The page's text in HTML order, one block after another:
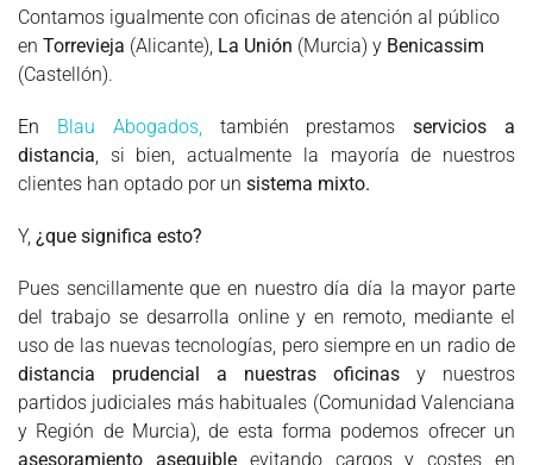
Contamos igualmente con oficinas de atención al público
en Torrevieja (Alicante), La Unión (Murcia) y Benicassim
(Castellón).
En Blau Abogados,también prestamosservicios a
distancia, si bien, actualmente la mayoría de nuestros
clientes han optado por un sistema mixto.
Y, ¿que significa esto?
Pues sencillamente que en nuestro día día la mayor parte
del trabajo se desarrolla online y en remoto, mediante el
uso de las nuevas tecnologías, pero siempre en un radio de
distancia prudencial a nuestras oficinas y nuestros
partidos judiciales más habituales (Comunidad Valenciana
y Región de Murcia), de esta forma podemos ofrecer un
asesoramiento asequibleevitando cargos y costes en